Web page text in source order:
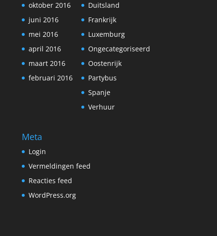
oktober 2016
juni 2016
mei 2016
april 2016
maart 2016
februari 2016
Duitsland
Frankrijk
Luxemburg
Ongecategoriseerd
Oostenrijk
Partybus
Spanje
Verhuur
Meta
Login
Vermeldingen feed
Reacties feed
WordPress.org